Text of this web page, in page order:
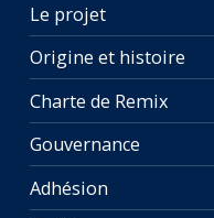
Le projet
Origine et histoire
Charte de Remix
Gouvernance
Adhésion